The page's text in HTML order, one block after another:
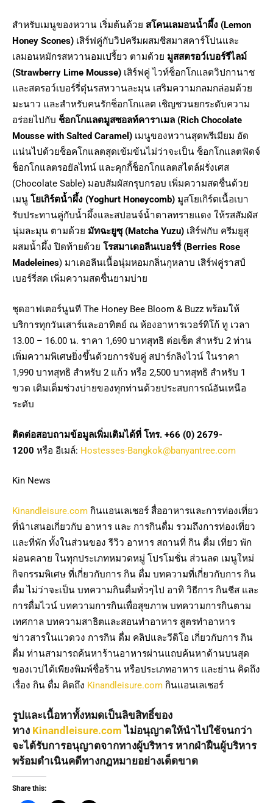
สำหรับเมนูของหวาน เริ่มต้นด้วย สโคนเลมอนน้ำผึ้ง (Lemon
Honey Scones) เสิร์ฟคู่กับวิปครีมผสมชีสมาสคาร์โปนและ
เลมอนหมักรสหวานอมเปรี้ยว ตามด้วย มูสสตรอว์เบอร์รีไลม์
(Strawberry Lime Mousse) เสิร์ฟคู่ ไวท์ช็อกโกแลตวิปกานาช
และสตรอว์เบอร์รี่ตุ๋นรสหวานละมุน เสริมความกลมกล่อมด้วย
มะนาว และสำหรับคนรักช็อกโกแลต เชิญชวนยกระดับความ
อร่อยไปกับ ช็อกโกแลตมูสซอลท์คาราเมล (Rich Chocolate
Mousse with Salted Caramel) เมนูของหวานสุดพรีเมียม อัด
แน่นไปด้วยช็อคโกแลตสุดเข้มข้นไม่ว่าจะเป็น ช็อกโกแลตฟัดจ์
ช็อกโกแลตรอยัลไทน์ และคุกกี้ช็อกโกแลตสไตล์ฝรั่งเศส
(Chocolate Sable) มอบสัมผัสกรุบกรอบ เพิ่มความสดชื่นด้วย
เมนู โยเกิร์ตน้ำผึ้ง (Yoghurt Honeycomb) มูสโยเกิร์ตเนื้อเบา
รับประทานคู่กับน้ำผึ้งและสปอนจ์น้ำตาลทรายแดง ให้รสสัมผัส
นุ่มละมุน ตามด้วย มัทฉะยูซุ (Matcha Yuzu) เสิร์ฟกับ ครีมยูสุ
ผสมน้ำผึ้ง ปิดท้ายด้วย โรสมาเดอลีนเบอร์รี่ (Berries Rose
Madeleines) มาเดอลีนเนื้อนุ่มหอมกลิ่นกุหลาบ เสิร์ฟคู่ราสป์
เบอร์รี่สด เพิ่มความสดชื่นยามบ่าย
ชุดอาฟเตอร์นูนที The Honey Bee Bloom & Buzz พร้อมให้
บริการทุกวันเสาร์และอาทิตย์ ณ ห้องอาหารเวอร์ทิโก้ ทู เวลา
13.00 – 16.00 น. ราคา 1,690 บาทสุทธิ ต่อเซ็ต สำหรับ 2 ท่าน
เพิ่มความพิเศษยิ่งขึ้นด้วยการจับคู่ สปาร์กลิงไวน์ ในราคา
1,990 บาทสุทธิ สำหรับ 2 แก้ว หรือ 2,500 บาทสุทธิ สำหรับ 1
ขวด เติมเต็มช่วงบ่ายของทุกท่านด้วยประสบการณ์อันเหนือ
ระดับ
ติดต่อสอบถามข้อมูลเพิ่มเติมได้ที่ โทร. +66 (0) 2679-
1200 หรือ อีเมล์: Hostesses-Bangkok@banyantree.com
Kin News
Kinandleisure.com กินแอนเลเชอร์ สื่ออาหารและการท่องเที่ยว
ที่นำเสนอเกี่ยวกับ อาหาร และ การกินดื่ม รวมถึงการท่องเที่ยว
และที่พัก ทั้งในส่วนของ รีวิว อาหาร สถานที่ กิน ดื่ม เที่ยว พัก
ผ่อนคลาย ในทุกประเภทหมวดหมู่ โปรโมชั่น ส่วนลด เมนูใหม่
กิจกรรมพิเศษ ที่เกี่ยวกับการ กิน ดื่ม บทความที่เกี่ยวกับการ กิน
ดื่ม ไม่ว่าจะเป็น บทความกินดื่มทั่วๆไป อาทิ วิธีการ กินชีส และ
การดื่มไวน์ บทความการกินเพื่อสุขภาพ บทความการกินตาม
เทศกาล บทความสาธิตและสอนทำอาหาร สูตรทำอาหาร
ข่าวสารในแวดวง การกิน ดื่ม คลิปและวีดิโอ เกี่ยวกับการ กิน
ดื่ม ท่านสามารถค้นหาร้านอาหารผ่านแถบค้นหาด้านบนสุด
ของเวปได้เพียงพิมพ์ชื่อร้าน หรือประเภทอาหาร และย่าน คิดถึง
เรื่อง กิน ดื่ม คิดถึง Kinandleisure.com กินแอนเลเชอร์
รูปและเนื้อหาทั้งหมดเป็นลิขสิทธิ์ของ
ทาง Kinandleisure.com ไม่อนุญาตให้นำไปใช้จนกว่า
จะได้รับการอนุญาตจากทางผู้บริหาร หากฝ่าฝืนผู้บริหาร
พร้อมดำเนินคดีทางกฎหมายอย่างเด็ดขาด
Share this: